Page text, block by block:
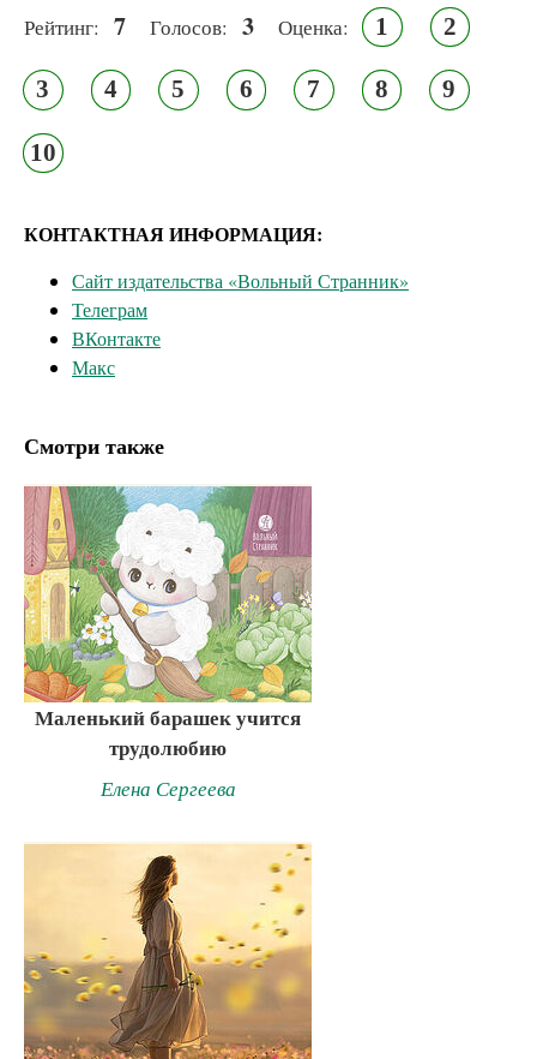
Рейтинг: 7 Голосов: 3 Оценка: 1 2
3 4 5 6 7 8 9
10
КОНТАКТНАЯ ИНФОРМАЦИЯ:
Сайт издательства «Вольный Странник»
Телеграм
ВКонтакте
Макс
Смотри также
Маленький барашек учится
трудолюбию
Елена Сергеева